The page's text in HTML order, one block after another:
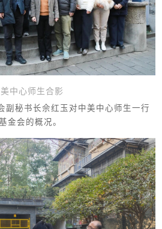
中心师生合影
副秘书长佘红玉对中美中心师生一行
金会的概况。